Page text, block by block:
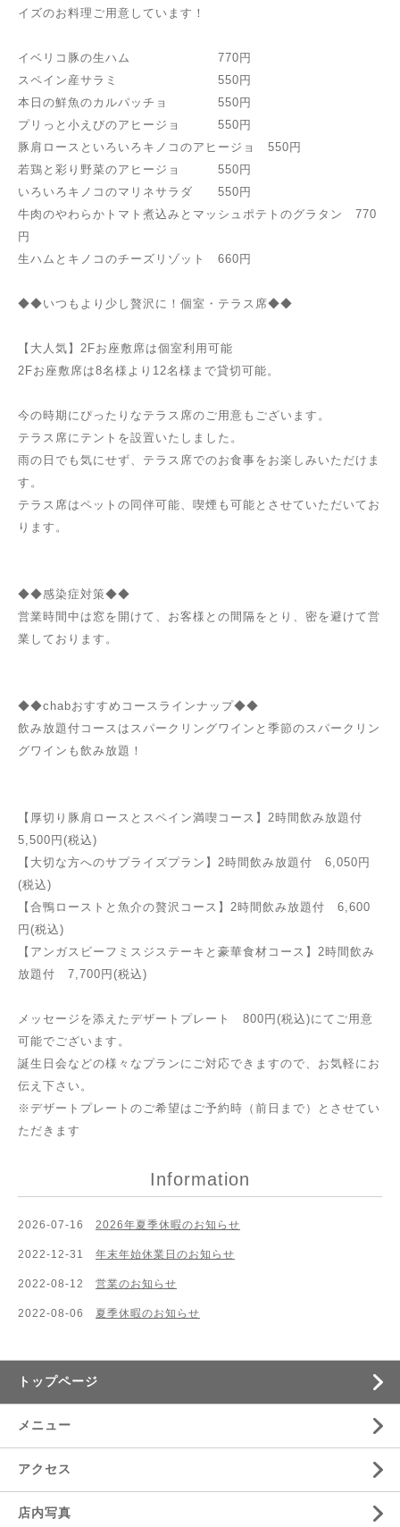
イズのお料理ご用意しています！
イベリコ豚の生ハム 770円
スペイン産サラミ 550円
本日の鮮魚のカルパッチョ 550円
プリっと小えびのアヒージョ 550円
豚肩ロースといろいろキノコのアヒージョ 550円
若鶏と彩り野菜のアヒージョ 550円
いろいろキノコのマリネサラダ 550円
牛肉のやわらかトマト煮込みとマッシュポテトのグラタン 770
円
生ハムとキノコのチーズリゾット 660円
◆◆いつもより少し贅沢に！個室・テラス席◆◆
【大人気】2Fお座敷席は個室利用可能
2Fお座敷席は8名様より12名様まで貸切可能。
今の時期にぴったりなテラス席のご用意もございます。
テラス席にテントを設置いたしました。
雨の日でも気にせず、テラス席でのお食事をお楽しみいただけま
す。
テラス席はペットの同伴可能、喫煙も可能とさせていただいてお
ります。
◆◆感染症対策◆◆
営業時間中は窓を開けて、お客様との間隔をとり、密を避けて営
業しております。
◆◆chabおすすめコースラインナップ◆◆
飲み放題付コースはスパークリングワインと季節のスパークリン
グワインも飲み放題！
【厚切り豚肩ロースとスペイン満喫コース】2時間飲み放題付
5,500円(税込)
【大切な方へのサプライズプラン】2時間飲み放題付 6,050円
(税込)
【合鴨ローストと魚介の贅沢コース】2時間飲み放題付 6,600
円(税込)
【アンガスビーフミスジステーキと豪華食材コース】2時間飲み
放題付 7,700円(税込)
メッセージを添えたデザートプレート 800円(税込)にてご用意
可能でございます。
誕生日会などの様々なプランにご対応できますので、お気軽にお
伝え下さい。
※デザートプレートのご希望は ご予約時（前日まで）とさせてい
ただきます
Information
2026-07-16 2026年夏季休暇のお知らせ
2022-12-31 年末年始休業日のお知らせ
2022-08-12 営業のお知らせ
2022-08-06 夏季休暇のお知らせ
トップページ
メニュー
アクセス
店内写真